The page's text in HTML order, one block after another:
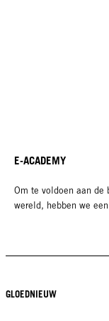
E-ACADEMY
Om te voldoen aan de
wereld, hebben we
GLOEDNIEUW